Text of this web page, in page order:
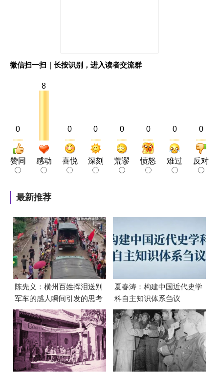
微信扫一扫｜长按识别，进入读者交流群
0
赞同
8
感动
0
喜悦
0
深刻
0
荒谬
0
愤怒
0
难过
0
反对
最新推荐
陈先义：横州百姓挥泪送别
军车的感人瞬间引发的思考
夏春涛：构建中国近代史学
科自主知识体系刍议